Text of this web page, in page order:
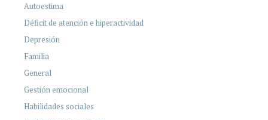
Autoestima
Déficit de atención e hiperactividad
Depresión
Familia
General
Gestión emocional
Habilidades sociales